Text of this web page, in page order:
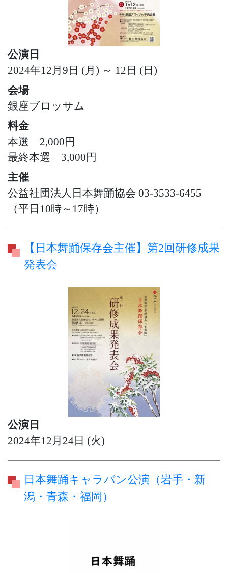
公演日
2024年12月9日 (月) ～ 12日 (日)
会場
銀座ブロッサム
料金
本選 2,000円
最終本選 3,000円
主催
公益社団法人日本舞踊協会 03-3533-6455
（平日10時～17時）
【日本舞踊保存会主催】第2回研修成果
発表会
公演日
2024年12月24日 (火)
日本舞踊キャラバン公演（岩手・新
潟・青森・福岡）